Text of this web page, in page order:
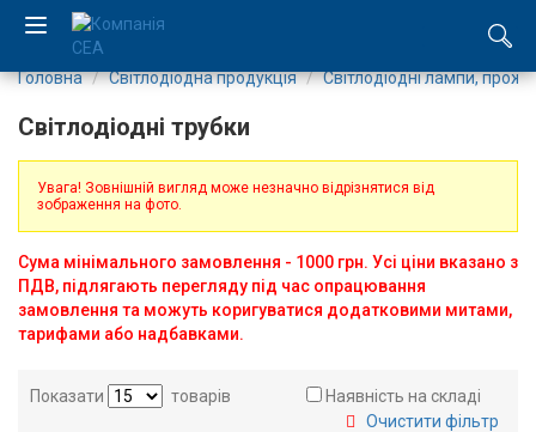
Компанія
Каталог
Виробництво
Послуги
Головна Світлодіодна продукція Світлодіодні лампи,
Світлодіодні трубки
Увага! Зовнішній вигляд може незначно відрізнятися від
зображення на фото.
Сума мінімального замовлення - 1000 грн. Усі ціни вказано з
ПДВ, підлягають перегляду під час опрацювання
замовлення та можуть коригуватися додатковими митами,
тарифами або надбавками.
Показати товарів
Наявність на складі
Очистити фільтр